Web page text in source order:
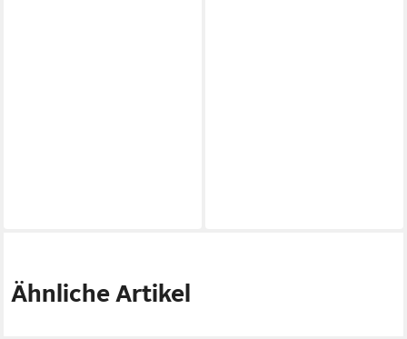
Ähnliche Artikel